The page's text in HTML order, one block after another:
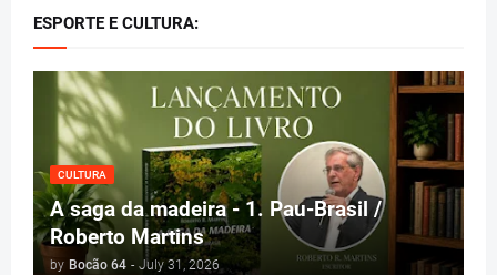
ESPORTE E CULTURA:
CULTURA
A saga da madeira - 1. Pau-Brasil /
Roberto Martins
by Bocão 64 - July 31, 2026